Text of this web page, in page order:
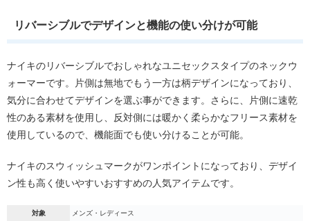
リバーシブルでデザインと機能の使い分けが可能
ナイキのリバーシブルでおしゃれなユニセックスタイプのネックウ
ォーマーです。片側は無地でもう一方は柄デザインになっており、
気分に合わせてデザインを選ぶ事ができます。さらに、片側に速乾
性のある素材を使用し、反対側には暖かく柔らかなフリース素材を
使用しているので、機能面でも使い分けることが可能。
ナイキのスウィッシュマークがワンポイントになっており、デザイ
ン性も高く使いやすいおすすめの人気アイテムです。
対象 メンズ・レディース